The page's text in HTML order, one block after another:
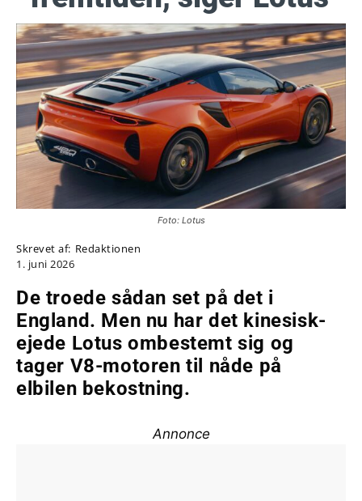
Foto: Lotus
Skrevet af: Redaktionen
1. juni 2026
De troede sådan set på det i
England. Men nu har det kinesisk-
ejede Lotus ombestemt sig og
tager V8-motoren til nåde på
elbilen bekostning.
Annonce